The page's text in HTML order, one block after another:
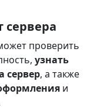
проверить
узнать
сервер, а также
и